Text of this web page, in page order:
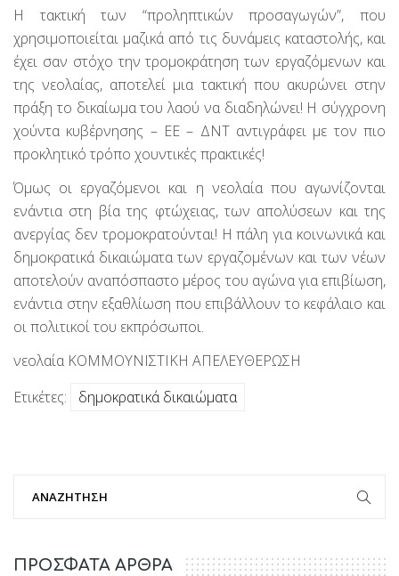
Η τακτική των “προληπτικών προσαγωγών”, που
χρησιμοποιείται μαζικά από τις δυνάμεις καταστολής, και
έχει σαν στόχο την τρομοκράτηση των εργαζόμενων και
της νεολαίας, αποτελεί μια τακτική που ακυρώνει στην
πράξη το δικαίωμα του λαού να διαδηλώνει! Η σύγχρονη
χούντα κυβέρνησης – ΕΕ – ΔΝΤ αντιγράφει με τον πιο
προκλητικό τρόπο χουντικές πρακτικές!
Όμως οι εργαζόμενοι και η νεολαία που αγωνίζονται
ενάντια στη βία της φτώχειας, των απολύσεων και της
ανεργίας δεν τρομοκρατούνται! Η πάλη για κοινωνικά και
δημοκρατικά δικαιώματα των εργαζομένων και των νέων
αποτελούν αναπόσπαστο μέρος του αγώνα για επιβίωση,
ενάντια στην εξαθλίωση που επιβάλλουν το κεφάλαιο και
οι πολιτικοί του εκπρόσωποι.
νεολαία ΚΟΜΜΟΥΝΙΣΤΙΚΗ ΑΠΕΛΕΥΘΕΡΩΣΗ
Ετικέτες:
δημοκρατικά δικαιώματα
ΠΡΟΣΦΑΤΑ ΑΡΘΡΑ